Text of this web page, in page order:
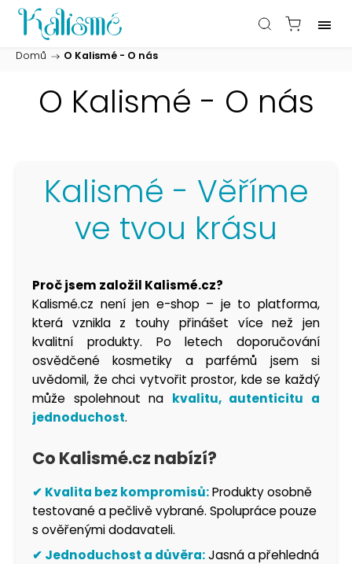
Domů / O Kalismé - O nás
O Kalismé - O nás
Kalismé - Věříme
ve tvou krásu
Proč jsem založil Kalismé.cz?
Kalismé.cz není jen e-shop – je to platforma,
která vznikla z touhy přinášet více než jen
kvalitní produkty. Po letech doporučování
osvědčené kosmetiky a parfémů jsem si
uvědomil, že chci vytvořit prostor, kde se každý
může spolehnout na kvalitu, autenticitu a
jednoduchost.
Co Kalismé.cz nabízí?
✔ Kvalita bez kompromisů:Produkty osobně
testované a pečlivě vybrané. Spolupráce pouze
s ověřenými dodavateli.
✔ Jednoduchost a důvěra:Jasná a přehledná